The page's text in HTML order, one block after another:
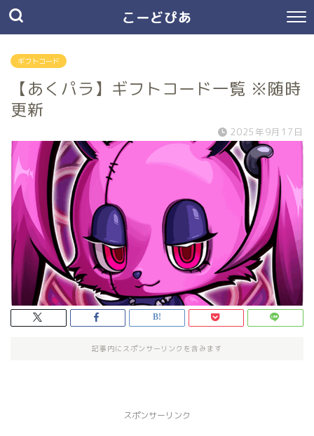
こーどぴあ
ギフトコード
【あくパラ】ギフトコード一覧 ※随時
更新
2025年9月17日
記事内にスポンサーリンクを含みます
スポンサーリンク